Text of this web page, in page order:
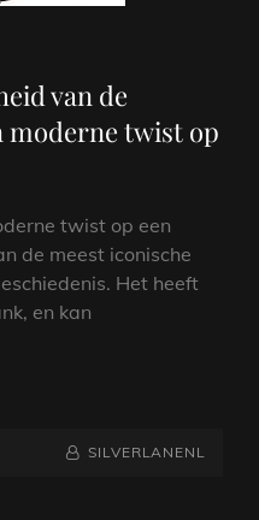
van de
moderne twist op
twist op een
de meest iconische
Het heeft
en kan
NAAMREGEL
BYLINE
SILVERLANENL